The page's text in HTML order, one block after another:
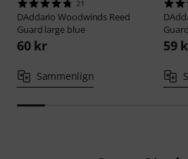
21
DAddario Woodwinds Reed
Guard large blue
60 kr
Sammenlign
59